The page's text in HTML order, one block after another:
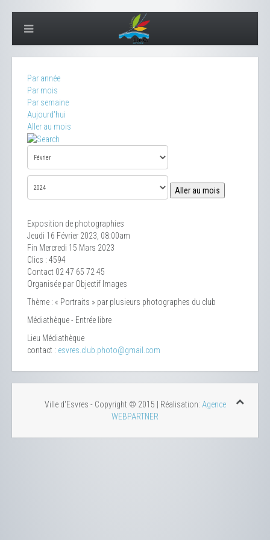
Par année
Par mois
Par semaine
Aujourd'hui
Aller au mois
Aller au mois
Exposition de photographies
Jeudi 16 Février 2023, 08:00am
Fin Mercredi 15 Mars 2023
Clics : 4594
Contact 02 47 65 72 45
Organisée par Objectif Images
Thème : « Portraits » par plusieurs photographes du club
Médiathèque - Entrée libre
Lieu Médiathèque
contact : esvres.club.photo@gmail.com
Ville d'Esvres - Copyright © 2015 | Réalisation: Agence
WEBPARTNER